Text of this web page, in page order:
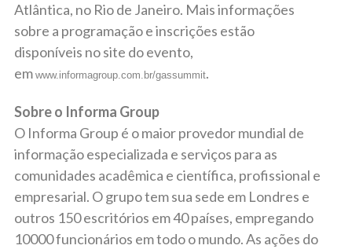
Atlântica, no Rio de Janeiro. Mais informações
sobre a programação e inscrições estão
disponíveis no site do evento,
em www.informagroup.com.br/gassummit.
Sobre o Informa Group
O Informa Group é o maior provedor mundial de
informação especializada e serviços para as
comunidades acadêmica e científica, profissional e
empresarial. O grupo tem sua sede em Londres e
outros 150 escritórios em 40 países, empregando
10000 funcionários em todo o mundo. As ações do